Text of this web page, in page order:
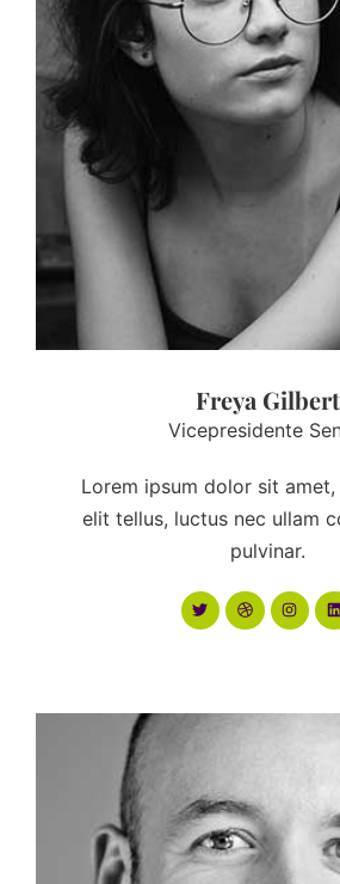
Freya Gilbert
Vicepresidente
Lorem ipsum dolor sit
elit tellus, luctus nec ullam
pulvinar.